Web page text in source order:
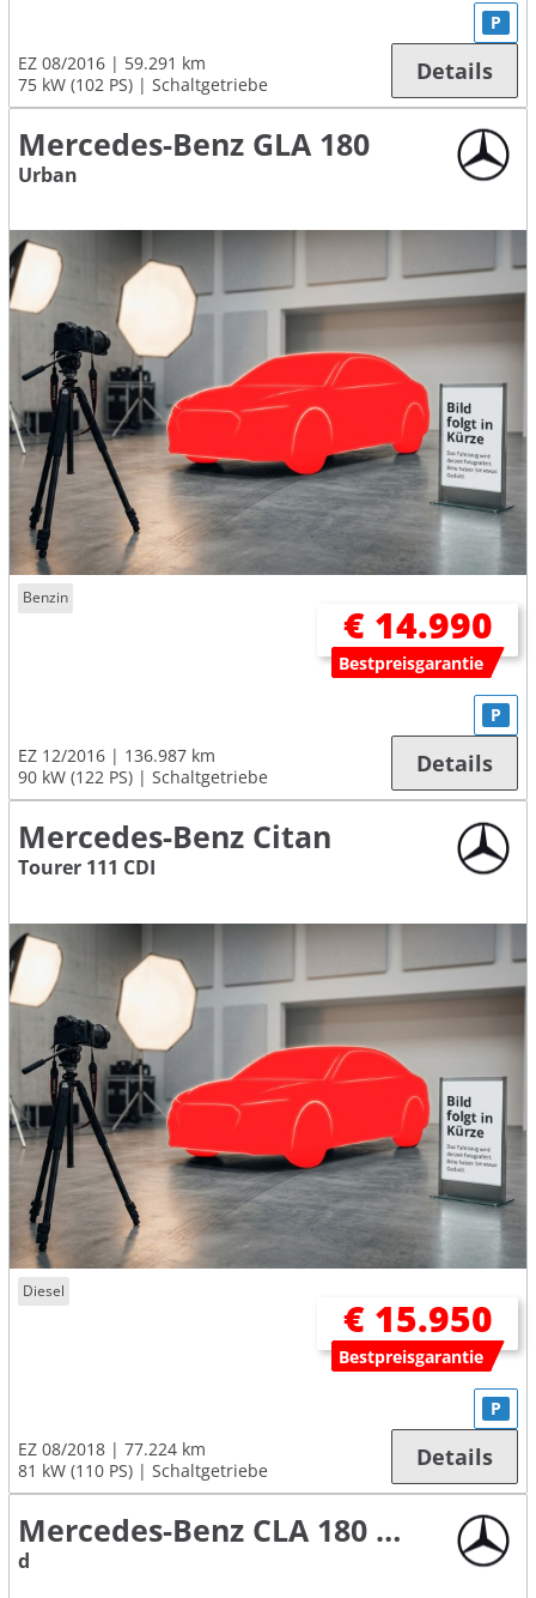
EZ 08/2016
59.291 km
75 kW (102 PS)
Schaltgetriebe
P
Details
Mercedes-Benz GLA 180
Urban
Benzin
€ 14.990
Bestpreisgarantie
EZ 12/2016
136.987 km
90 kW (122 PS)
Schaltgetriebe
P
Details
Mercedes-Benz Citan
Tourer 111 CDI
Diesel
€ 15.950
Bestpreisgarantie
EZ 08/2018
77.224 km
81 kW (110 PS)
Schaltgetriebe
P
Details
Mercedes-Benz CLA 180 Shooting Brake
d